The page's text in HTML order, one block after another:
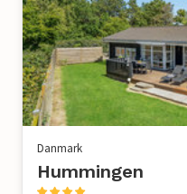
Danmark
Hummingen